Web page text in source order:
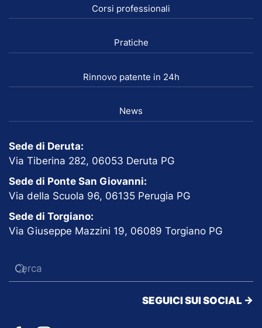
Corsi professionali
Pratiche
Rinnovo patente in 24h
News
Sede di Deruta:
Via Tiberina 282, 06053 Deruta PG
Sede di Ponte San Giovanni:
Via della Scuola 96, 06135 Perugia PG
Sede di Torgiano:
Via Giuseppe Mazzini 19, 06089 Torgiano PG
SEGUICI SUI SOCIAL ->